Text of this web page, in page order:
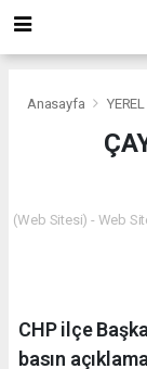
Anasayfa YEREL
(Web Sitesi) - Web
CHP ilçe
basın